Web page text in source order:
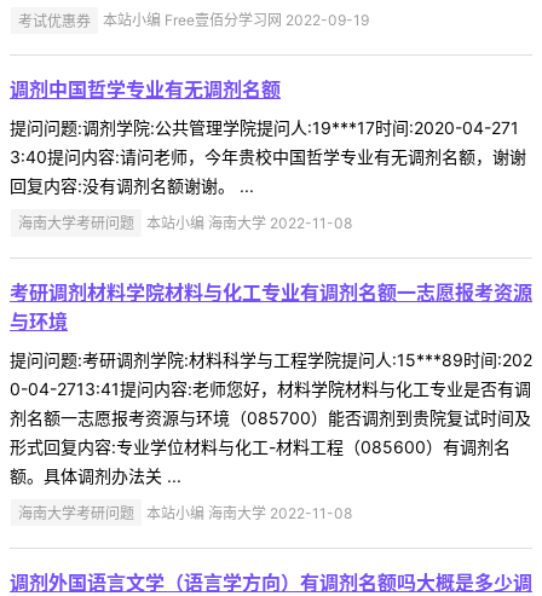
考试优惠券 本站小编 Free壹佰分学习网 2022-09-19
调剂中国哲学专业有无调剂名额
提问问题:调剂学院:公共管理学院提问人:19***17时间:2020-04-271
3:40提问内容:请问老师，今年贵校中国哲学专业有无调剂名额，谢谢
回复内容:没有调剂名额谢谢。 ...
海南大学考研问题 本站小编 海南大学 2022-11-08
考研调剂材料学院材料与化工专业有调剂名额一志愿报考资源
与环境
提问问题:考研调剂学院:材料科学与工程学院提问人:15***89时间:202
0-04-2713:41提问内容:老师您好，材料学院材料与化工专业是否有调
剂名额一志愿报考资源与环境（085700）能否调剂到贵院复试时间及
形式回复内容:专业学位材料与化工-材料工程（085600）有调剂名
额。具体调剂办法关 ...
海南大学考研问题 本站小编 海南大学 2022-11-08
调剂外国语言文学（语言学方向）有调剂名额吗大概是多少调